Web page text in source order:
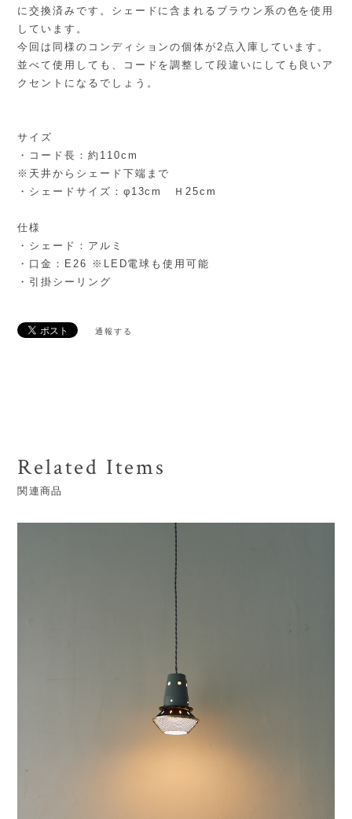
に交換済みです。シェードに含まれるブラウン系の色を使用
しています。
今回は同様のコンディションの個体が2点入庫しています。
並べて使用しても、コードを調整して段違いにしても良いア
クセントになるでしょう。
サイズ
・コード長：約110cm
※天井からシェード下端まで
・シェードサイズ：φ13cm Ｈ25cm
仕様
・シェード：アルミ
・口金：E26 ※LED電球も使用可能
・引掛シーリング
通報する
Related Items
関連商品